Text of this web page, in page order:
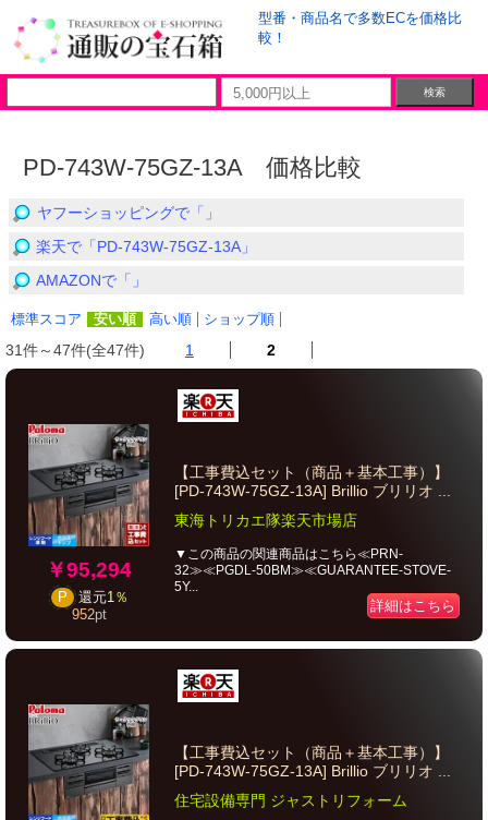
型番・商品名で多数ECを価格比
較！
PD-743W-75GZ-13A 価格比較
ヤフーショッピングで「」
楽天で「PD-743W-75GZ-13A」
AMAZONで「」
標準スコア 安い順 高い順 ショップ順
31件～47件(全47件) 1 2
￥95,294
P 還元1％
952pt
【工事費込セット（商品＋基本工事）】
[PD-743W-75GZ-13A] Brillio ブリリオ ...
東海トリカエ隊楽天市場店
▼この商品の関連商品はこちら≪PRN-
32≫≪PGDL-50BM≫≪GUARANTEE-STOVE-
5Y...
詳細はこちら
【工事費込セット（商品＋基本工事）】
[PD-743W-75GZ-13A] Brillio ブリリオ ...
住宅設備専門 ジャストリフォーム